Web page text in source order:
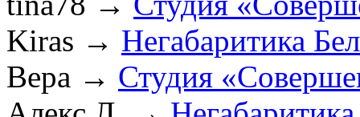
Kiras → Негабаритика
Вера → Студия